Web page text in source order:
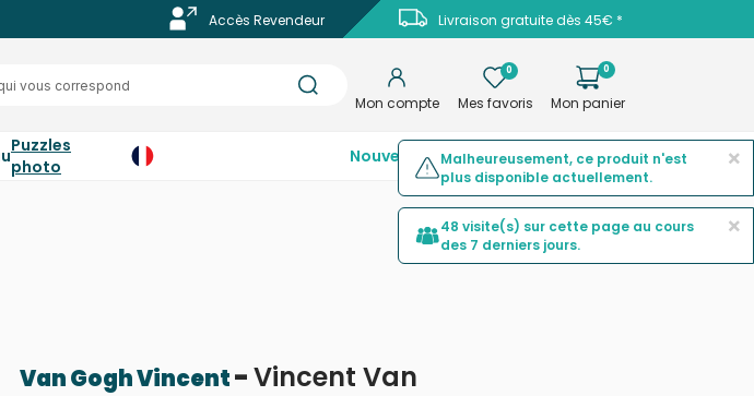
Livraison gratuite dès 45€ *
Accès Revendeur
Mon compte
0
Mes favoris
0
Mon panier
Puzzles
photo
NouveautésTop ventesPromotions
Van Gogh Vincent-Vincent Van
×
Malheureusement, ce produit n'est
plus disponible actuellement.
×
48 visite(s) sur cette page au cours
des 7 derniers jours.